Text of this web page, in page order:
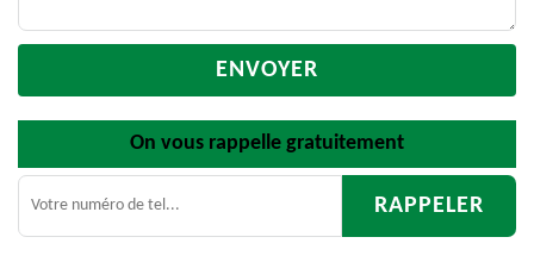
On vous rappelle gratuitement